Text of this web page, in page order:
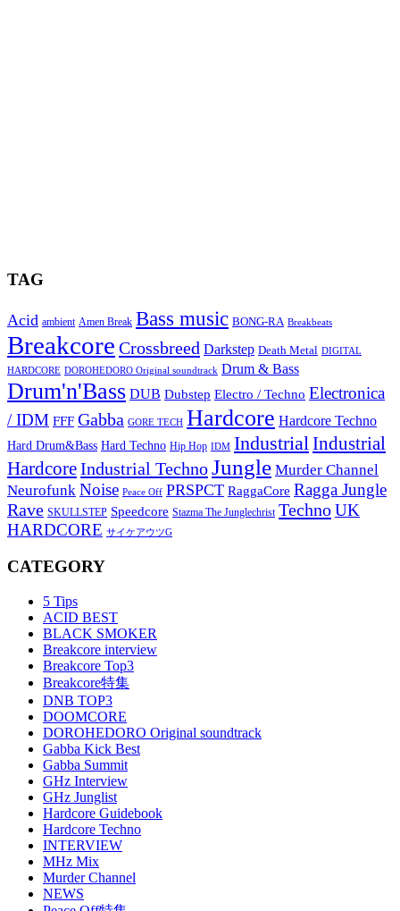
TAG
Acid ambient Amen Break Bass music BONG-RA Breakbeats
Breakcore Crossbreed Darkstep Death Metal DIGITAL
HARDCORE DOROHEDORO Original soundtrack Drum & Bass
Drum'n'Bass DUB Dubstep Electro / Techno Electronica
/ IDM FFF Gabba GORE TECH Hardcore Hardcore Techno
Hard Drum&Bass Hard Techno Hip Hop IDM IndustrialIndustrial
HardcoreIndustrial TechnoJungle Murder Channel
Neurofunk Noise Peace Off PRSPCT RaggaCore Ragga Jungle
Rave SKULLSTEP Speedcore Stazma The Junglechrist TechnoUK
HARDCORE サイケアウツG
CATEGORY
5 Tips
ACID BEST
BLACK SMOKER
Breakcore interview
Breakcore Top3
Breakcore特集
DNB TOP3
DOOMCORE
DOROHEDORO Original soundtrack
Gabba Kick Best
Gabba Summit
GHz Interview
GHz Junglist
Hardcore Guidebook
Hardcore Techno
INTERVIEW
MHz Mix
Murder Channel
NEWS